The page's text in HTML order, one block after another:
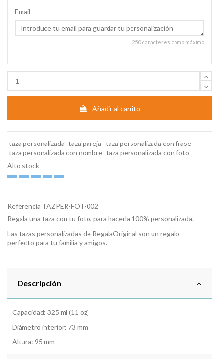
Email
250 caracteres como máximo
Añadir al carrito
taza personalizada taza pareja taza personalizada con frase
taza personalizada con nombre taza personalizada con foto
Alto stock
Referencia TAZPER-FOT-002
Regala una taza con tu foto, para hacerla 100% personalizada.
Las tazas personalizadas de RegalaOriginal son un regalo
perfecto para tu familia y amigos.
Descripción
Capacidad: 325 ml (11 oz)
Diámetro interior: 73 mm
Altura: 95 mm